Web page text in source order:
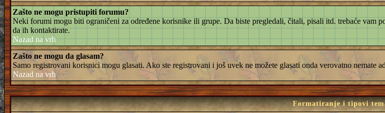
Zašto ne mogu pristupiti forumu?
Neki forumi mogu biti ograničeni za određene korisnike ili grupe. Da biste pregledali, čitali, pisali itd. trebaće vam
da ih kontaktirate.
Nazad na vrh
Zašto ne mogu da glasam?
Samo registrovani korisnici mogu glasati. Ako ste registrovani i još uvek ne možete glasati onda verovatno nemate
Nazad na vrh
Formatiranje i tipovi